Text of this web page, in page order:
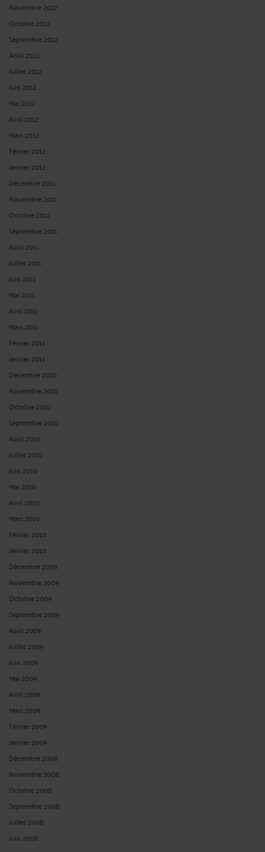
Novembre 2012
Octobre 2012
Septembre 2012
Août 2012
Juillet 2012
Juin 2012
Mai 2012
Avril 2012
Mars 2012
Février 2012
Janvier 2012
Décembre 2011
Novembre 2011
Octobre 2011
Septembre 2011
Août 2011
Juillet 2011
Juin 2011
Mai 2011
Avril 2011
Mars 2011
Février 2011
Janvier 2011
Décembre 2010
Novembre 2010
Octobre 2010
Septembre 2010
Août 2010
Juillet 2010
Juin 2010
Mai 2010
Avril 2010
Mars 2010
Février 2010
Janvier 2010
Décembre 2009
Novembre 2009
Octobre 2009
Septembre 2009
Août 2009
Juillet 2009
Juin 2009
Mai 2009
Avril 2009
Mars 2009
Février 2009
Janvier 2009
Décembre 2008
Novembre 2008
Octobre 2008
Septembre 2008
Juillet 2008
Juin 2008